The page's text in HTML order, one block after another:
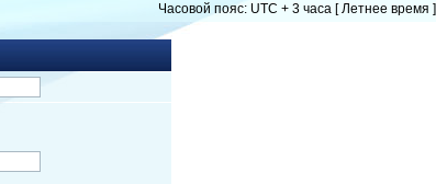
Часовой пояс: UTC + 3 часа [ Летнее время ]